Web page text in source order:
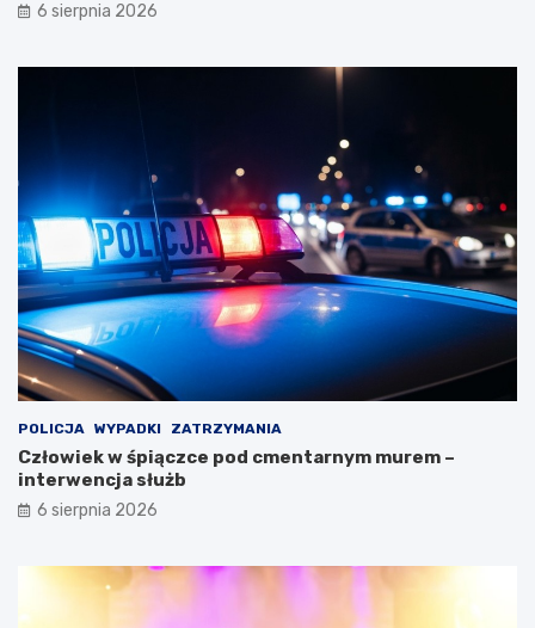
6 sierpnia 2026
POLICJA WYPADKI ZATRZYMANIA
Człowiek w śpiączce pod cmentarnym murem –
interwencja służb
6 sierpnia 2026